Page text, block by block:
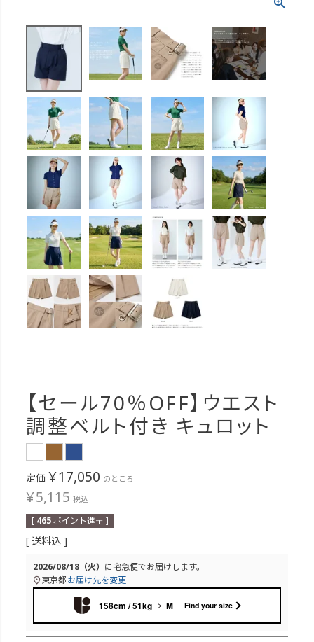
【セール70％OFF】ウエスト
調整ベルト付き キュロット
定価 ¥17,050 のところ
¥5,115 税込
[ 465ポイント進呈 ]
送料込
2026/08/18（火） に宅急便でお届けします。
東京都お届け先を変更
158cm / 51kg M Find your size